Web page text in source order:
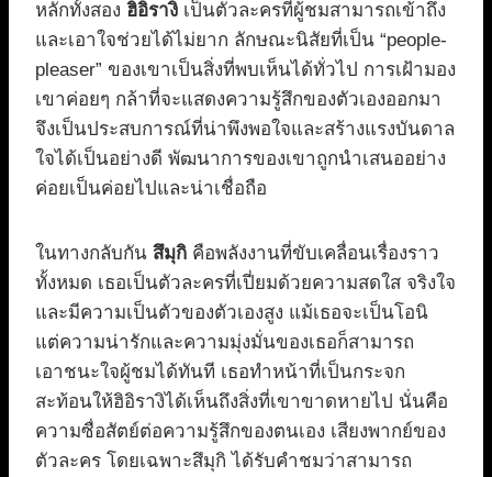
หลักทั้งสอง ฮิอิรางิ เป็นตัวละครที่ผู้ชมสามารถเข้าถึง
และเอาใจช่วยได้ไม่ยาก ลักษณะนิสัยที่เป็น “people-
pleaser” ของเขาเป็นสิ่งที่พบเห็นได้ทั่วไป การเฝ้ามอง
เขาค่อยๆ กล้าที่จะแสดงความรู้สึกของตัวเองออกมา
จึงเป็นประสบการณ์ที่น่าพึงพอใจและสร้างแรงบันดาล
ใจได้เป็นอย่างดี พัฒนาการของเขาถูกนำเสนออย่าง
ค่อยเป็นค่อยไปและน่าเชื่อถือ
ในทางกลับกัน สึมุกิ คือพลังงานที่ขับเคลื่อนเรื่องราว
ทั้งหมด เธอเป็นตัวละครที่เปี่ยมด้วยความสดใส จริงใจ
และมีความเป็นตัวของตัวเองสูง แม้เธอจะเป็นโอนิ
แต่ความน่ารักและความมุ่งมั่นของเธอก็สามารถ
เอาชนะใจผู้ชมได้ทันที เธอทำหน้าที่เป็นกระจก
สะท้อนให้ฮิอิรางิได้เห็นถึงสิ่งที่เขาขาดหายไป นั่นคือ
ความซื่อสัตย์ต่อความรู้สึกของตนเอง เสียงพากย์ของ
ตัวละคร โดยเฉพาะสึมุกิ ได้รับคำชมว่าสามารถ